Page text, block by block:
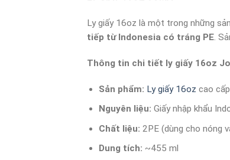
Ly giấy 16oz là một trong những
tiếp từ Indonesia có tráng PE.
Thông tin chi tiết ly giấy 16oz
Sản phẩm: Ly giấy 16oz cao cấp
Nguyên liệu: Giấy nhập khẩu
Chất liệu: 2PE (dùng cho nóng
Dung tích: ~455 ml